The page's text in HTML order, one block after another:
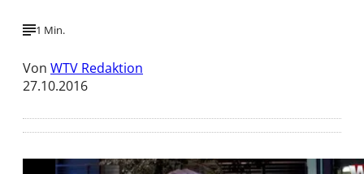
1 Min.
Von WTV Redaktion
27.10.2016